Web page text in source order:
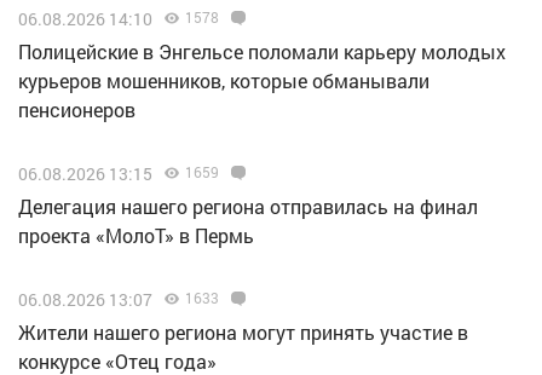
06.08.2026 14:10 1578
Полицейские в Энгельсе поломали карьеру молодых
курьеров мошенников, которые обманывали
пенсионеров
06.08.2026 13:15 1659
Делегация нашего региона отправилась на финал
проекта «МолоТ» в Пермь
06.08.2026 13:07 1633
Жители нашего региона могут принять участие в
конкурсе «Отец года»